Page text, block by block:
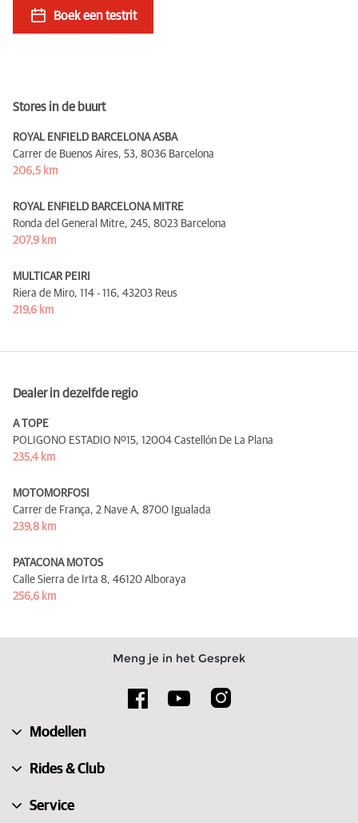
Boek een testrit
Stores in de buurt
ROYAL ENFIELD BARCELONA ASBA
Carrer de Buenos Aires, 53, 8036 Barcelona
206,5 km
ROYAL ENFIELD BARCELONA MITRE
Ronda del General Mitre, 245, 8023 Barcelona
207,9 km
MULTICAR PEIRI
Riera de Miro, 114 - 116, 43203 Reus
219,6 km
Dealer in dezelfde regio
A TOPE
POLIGONO ESTADIO Nº15, 12004 Castellón De La Plana
235,4 km
MOTOMORFOSI
Carrer de França, 2 Nave A, 8700 Igualada
239,8 km
PATACONA MOTOS
Calle Sierra de Irta 8, 46120 Alboraya
256,6 km
Meng je in het Gesprek
Modellen
Rides & Club
Service